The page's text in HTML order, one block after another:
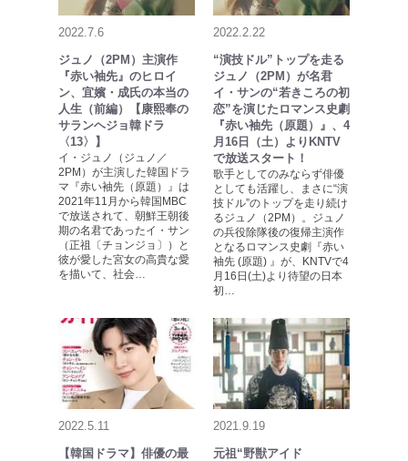
2022.7.6
ジュノ（2PM）主演作
『赤い袖先』のヒロイ
ン、宜嬪・成氏の本当の
人生（前編）【康熙奉の
サランヘジョ韓ドラ
〈13〉】
イ・ジュノ（ジュノ／
2PM）が主演した韓国ドラ
マ『赤い袖先（原題）』は
2021年11月から韓国MBC
で放送されて、朝鮮王朝後
期の名君であったイ・サン
（正祖〔チョンジョ〕）と
彼が愛した宮女の高貴な愛
を描いて、社会…
2022.2.22
“演技ドル”トップを走る
ジュノ（2PM）が名君
イ・サンの“若きころの初
恋”を演じたロマンス史劇
『赤い袖先（原題）』、4
月16日（土）よりKNTV
で放送スタート！
歌手としてのみならず俳優
としても活躍し、まさに“演
技ドル”のトップを走り続け
るジュノ（2PM）。ジュノ
の兵役除隊後の復帰主演作
となるロマンス史劇『赤い
袖先 (原題) 』が、KNTVで4
月16日(土)より待望の日本
初…
2022.5.11
【韓国ドラマ】俳優の最
2021.9.19
元祖“野獣アイド